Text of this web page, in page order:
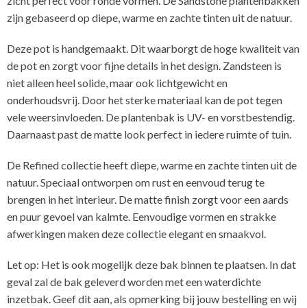
zijn gebaseerd op diepe, warme en zachte tinten uit de natuur.
Deze pot is handgemaakt. Dit waarborgt de hoge kwaliteit van
de pot en zorgt voor fijne details in het design. Zandsteen is
niet alleen heel solide, maar ook lichtgewicht en
onderhoudsvrij. Door het sterke materiaal kan de pot tegen
vele weersinvloeden. De plantenbak is UV- en vorstbestendig.
Daarnaast past de matte look perfect in iedere ruimte of tuin.
De Refined collectie heeft diepe, warme en zachte tinten uit de
natuur. Speciaal ontworpen om rust en eenvoud terug te
brengen in het interieur. De matte finish zorgt voor een aards
en puur gevoel van kalmte. Eenvoudige vormen en strakke
afwerkingen maken deze collectie elegant en smaakvol.
Let op: Het is ook mogelijk deze bak binnen te plaatsen. In dat
geval zal de bak geleverd worden met een waterdichte
inzetbak. Geef dit aan, als opmerking bij jouw bestelling en wij